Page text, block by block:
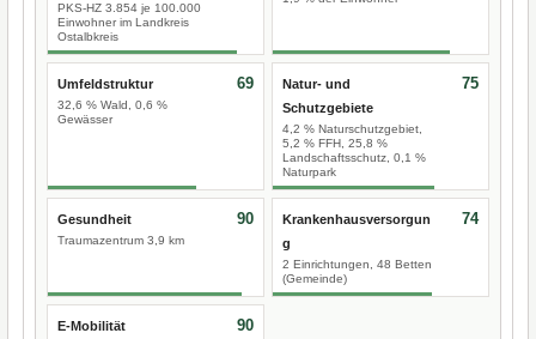
PKS-HZ 3.854 je 100.000
Einwohner im Landkreis
Ostalbkreis
Umfeldstruktur
32,6 % Wald, 0,6 %
Gewässer
69
Natur- und
Schutzgebiete
4,2 % Naturschutzgebiet,
5,2 % FFH, 25,8 %
Landschaftsschutz, 0,1 %
Naturpark
75
Gesundheit
Traumazentrum 3,9 km
90
Krankenhausversorgun
g
2 Einrichtungen, 48 Betten
(Gemeinde)
74
E-Mobilität 90